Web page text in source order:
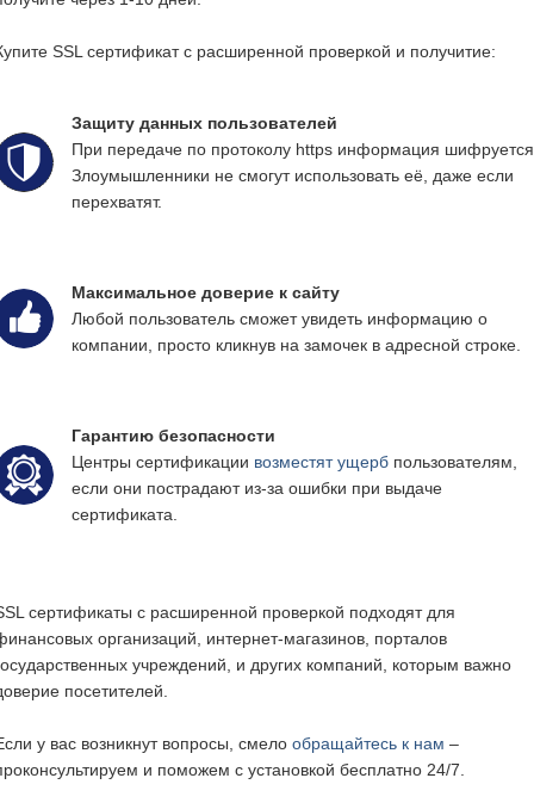
SSL сертификат с расширенной проверкой и получитие:
Защиту данных пользователей
При передаче по протоколу https информация
Злоумышленники не смогут использовать её, даже если
перехватят.
Максимальное доверие к сайту
Любой пользователь сможет увидеть информацию о
компании, просто кликнув на замочек в адресной строке.
Гарантию безопасности
Центры сертификации возместят ущерб пользователям,
если они пострадают из-за ошибки при выдаче
сертификата.
сертификаты с расширенной проверкой подходят для
организаций, интернет-магазинов, порталов
учреждений, и других компаний, которым важно
посетителей.
у вас возникнут вопросы, смело обращайтесь к нам –
и поможем с установкой бесплатно 24/7.